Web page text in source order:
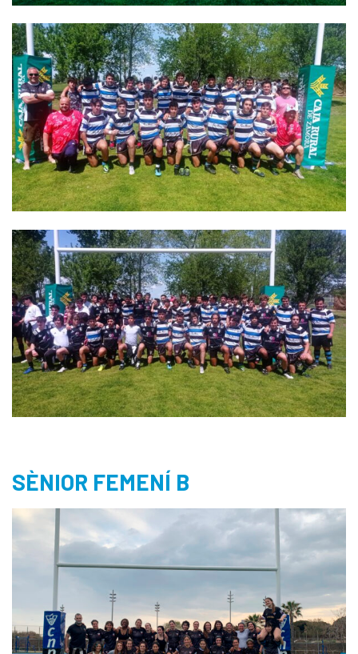
SÈNIOR FEMENÍ B